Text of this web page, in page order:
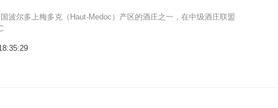
波尔多上梅多克（Haut-Medoc）产区的酒庄之一，在中级酒庄联盟